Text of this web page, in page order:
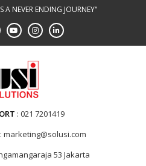
A NEVER ENDING JOURNEY"
021 7201419
marketing@solusi.com
53 Jakarta